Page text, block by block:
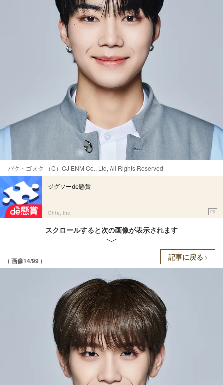
パク・ゴヌク （C）CJ ENM Co., Ltd, All Rights Reserved
ジグソーde懸賞
Ohte, Inc. PR
スクロールすると次の画像が表示されます
( 画像14/99 ) 記事に戻る